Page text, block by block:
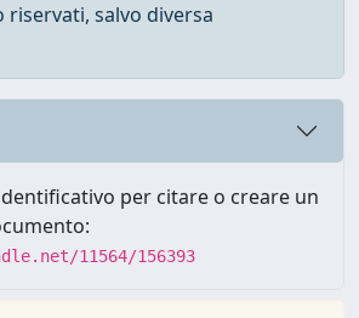
salvo diversa
per citare o creare un
11564/156393